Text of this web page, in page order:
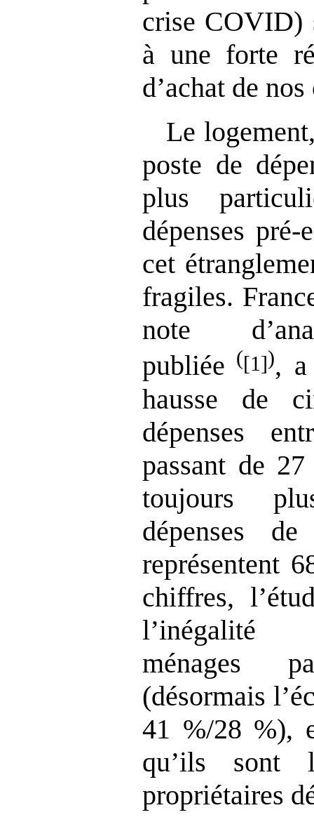
crise COVID)
à une forte
d’achat de
Le
poste de
plus
dépenses
cet
fragiles.
note
publiée ([1]), a
hausse de
dépenses
passant de
toujours
dépenses
représentent
chiffres,
l’inégalité
ménages
(désormais
41 %/28 %),
qu’ils sont
propriétaires